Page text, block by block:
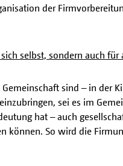
der
selbst, sondern auch für
sind – in der
sei es im
hat – auch
können. So wird die